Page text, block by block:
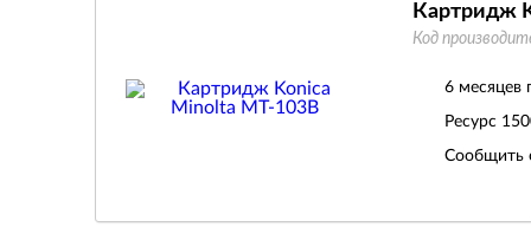
Картридж
Код
6 месяцев
Ресурс
Сообщить